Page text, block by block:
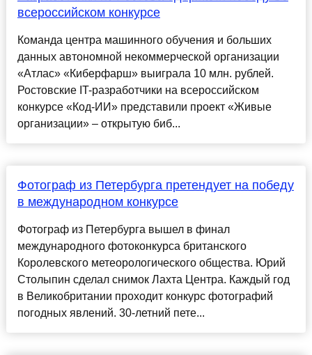
всероссийском конкурсе
Команда центра машинного обучения и больших
данных автономной некоммерческой организации
«Атлас» «Киберфарш» выиграла 10 млн. рублей.
Ростовские IT-разработчики на всероссийском
конкурсе «Код-ИИ» представили проект «Живые
организации» – открытую биб...
Фотограф из Петербурга претендует на победу
в международном конкурсе
Фотограф из Петербурга вышел в финал
международного фотоконкурса британского
Королевского метеорологического общества. Юрий
Столыпин сделал снимок Лахта Центра. Каждый год
в Великобритании проходит конкурс фотографий
погодных явлений. 30-летний пете...